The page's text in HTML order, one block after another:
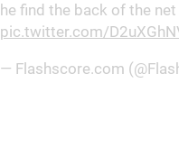
he find the back of the
pic.twitter.com/
— Flashscore.com